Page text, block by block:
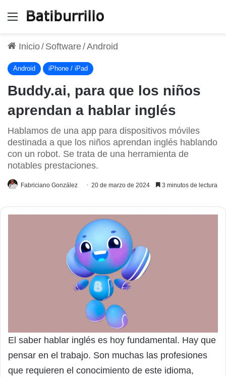
Menú
Inicio/ Software/Android
Android iPhone / iPad
Buddy.ai, para que los niños
aprendan a hablar inglés
Hablamos de una app para dispositivos móviles
destinada a que los niños aprendan inglés hablando
con un robot. Se trata de una herramienta de
notables prestaciones.
Fabriciano González 20 de marzo de 2024 3 minutos de lectura
El saber hablar inglés es hoy fundamental. Hay que
pensar en el trabajo. Son muchas las profesiones
que requieren el conocimiento de este idioma,